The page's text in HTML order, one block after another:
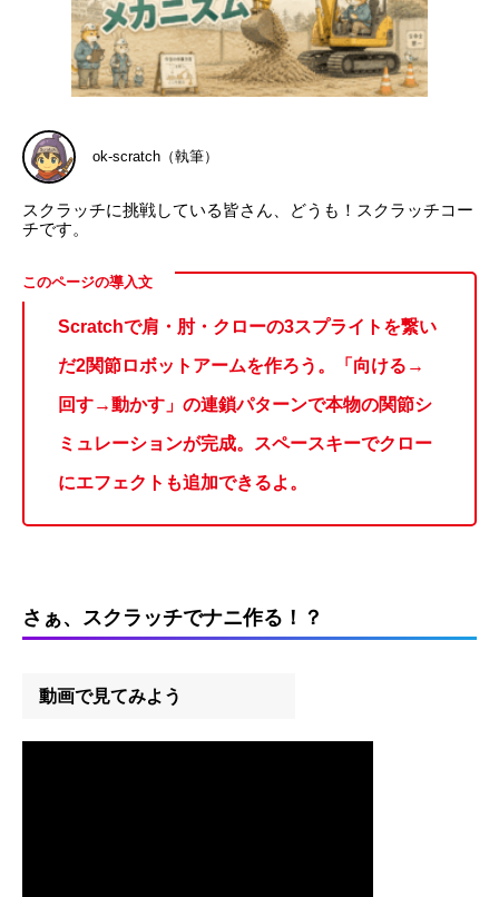
ok-scratch（執筆）
スクラッチに挑戦している皆さん、どうも！スクラッチコー
チです。
Scratchで肩・肘・クローの3スプライトを繋い
だ2関節ロボットアームを作ろう。「向ける→
回す→動かす」の連鎖パターンで本物の関節シ
ミュレーションが完成。スペースキーでクロー
にエフェクトも追加できるよ。
さぁ、スクラッチでナニ作る！？
動画で見てみよう